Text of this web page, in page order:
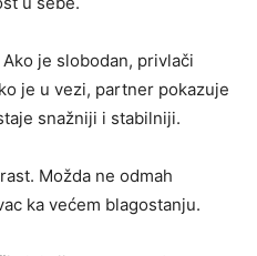
je slobodan, privlači
je u vezi, partner pokazuje
snažniji i stabilniji.
Možda ne odmah
ka većem blagostanju.